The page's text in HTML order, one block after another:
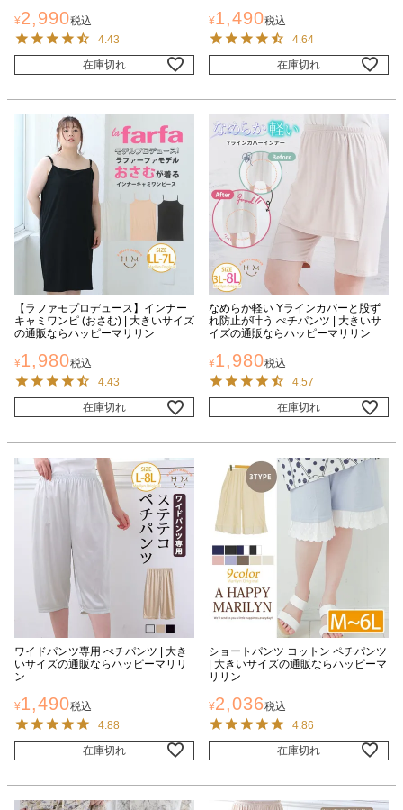
¥2,990税込
4.43
在庫切れ
¥1,490税込
4.64
在庫切れ
【ラファモプロデュース】インナー
キャミワンピ (おさむ) | 大きいサイズ
の通販ならハッピーマリリン
¥1,980税込
4.43
在庫切れ
なめらか軽い Yラインカバーと股ず
れ防止が叶う ぺチパンツ | 大きいサ
イズの通販ならハッピーマリリン
¥1,980税込
4.57
在庫切れ
ワイドパンツ専用 ぺチパンツ | 大き
いサイズの通販ならハッピーマリリ
ン
¥1,490税込
4.88
在庫切れ
ショートパンツ コットン ペチパンツ
| 大きいサイズの通販ならハッピーマ
リリン
¥2,036税込
4.86
在庫切れ